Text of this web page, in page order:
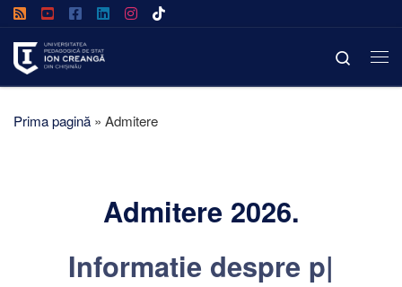
Afișează întregul conținut
Search
Prima pagină » Admitere
Admitere 2026.
Informatie despre